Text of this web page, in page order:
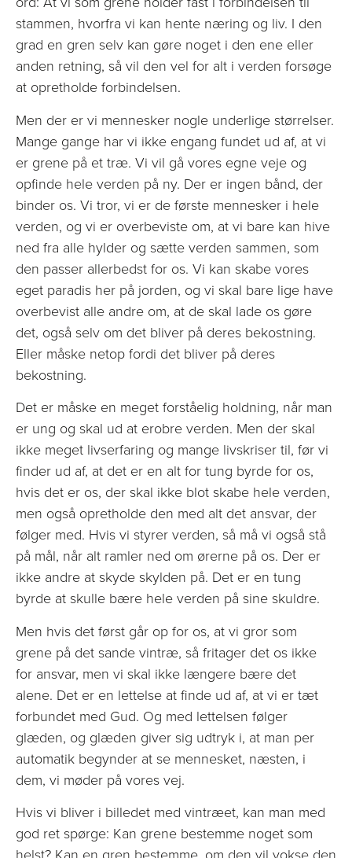
stammen, hvorfra vi kan hente næring og liv. I den
grad en gren selv kan gøre noget i den ene eller
anden retning, så vil den vel for alt i verden forsøge
at opretholde forbindelsen.
Men der er vi mennesker nogle underlige størrelser.
Mange gange har vi ikke engang fundet ud af, at vi
er grene på et træ. Vi vil gå vores egne veje og
opfinde hele verden på ny. Der er ingen bånd, der
binder os. Vi tror, vi er de første mennesker i hele
verden, og vi er overbeviste om, at vi bare kan hive
ned fra alle hylder og sætte verden sammen, som
den passer allerbedst for os. Vi kan skabe vores
eget paradis her på jorden, og vi skal bare lige have
overbevist alle andre om, at de skal lade os gøre
det, også selv om det bliver på deres bekostning.
Eller måske netop fordi det bliver på deres
bekostning.
Det er måske en meget forståelig holdning, når man
er ung og skal ud at erobre verden. Men der skal
ikke meget livserfaring og mange livskriser til, før vi
finder ud af, at det er en alt for tung byrde for os,
hvis det er os, der skal ikke blot skabe hele verden,
men også opretholde den med alt det ansvar, der
følger med. Hvis vi styrer verden, så må vi også stå
på mål, når alt ramler ned om ørerne på os. Der er
ikke andre at skyde skylden på. Det er en tung
byrde at skulle bære hele verden på sine skuldre.
Men hvis det først går op for os, at vi gror som
grene på det sande vintræ, så fritager det os ikke
for ansvar, men vi skal ikke længere bære det
alene. Det er en lettelse at finde ud af, at vi er tæt
forbundet med Gud. Og med lettelsen følger
glæden, og glæden giver sig udtryk i, at man per
automatik begynder at se mennesket, næsten, i
dem, vi møder på vores vej.
Hvis vi bliver i billedet med vintræet, kan man med
god ret spørge: Kan grene bestemme noget som